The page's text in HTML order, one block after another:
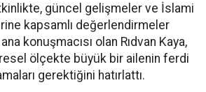
güncel gelişmeler ve İslami
kapsamlı değerlendirmeler
konuşmacısı olan Rıdvan Kaya,
ölçekte büyük bir ailenin ferdi
gerektiğini hatırlattı.